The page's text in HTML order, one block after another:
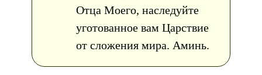
Отца Моего, наследуйте
уготованное вам Царствие
от сложения мира. Аминь.